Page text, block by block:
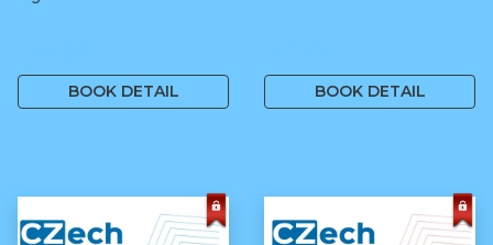
BOOK DETAIL BOOK DETAIL